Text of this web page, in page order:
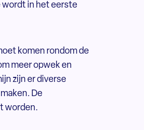
wordt in het eerste
komen rondom de
meer opwek en
zijn er diverse
De
worden.